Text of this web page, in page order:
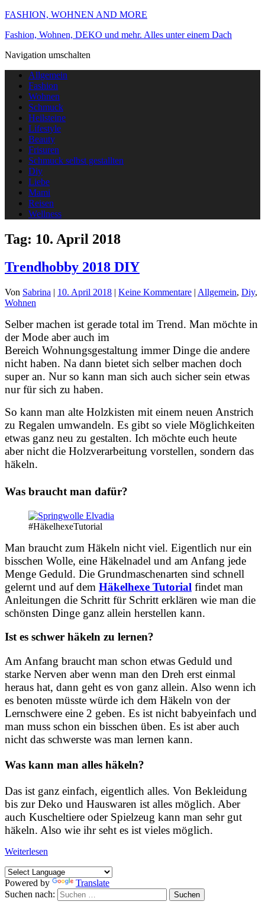
FASHION, WOHNEN AND MORE
Fashion, Wohnen, DEKO und mehr. Alles unter einem Dach
Navigation umschalten
Allgemein
Fashion
Wohnen
Schmuck
Heilsteine
Lifestyle
Beauty
Frisuren
Schmuck selbst gestallten
Diy
Liebe
Mami
Reisen
Wellness
Tag: 10. April 2018
Trendhobby 2018 DIY
Von Sabrina | 10. April 2018 | Keine Kommentare | Allgemein, Diy,
Wohnen
Selber machen ist gerade total im Trend. Man möchte in
der Mode aber auch im
Bereich Wohnungsgestaltung immer Dinge die andere
nicht haben. Na dann bietet sich selber machen doch
super an. Nur so kann man sich auch sicher sein etwas
nur für sich zu haben.
So kann man alte Holzkisten mit einem neuen Anstrich
zu Regalen umwandeln. Es gibt so viele Möglichkeiten
etwas ganz neu zu gestalten. Ich möchte euch heute
aber nicht die Holzverarbeitung vorstellen, sondern das
häkeln.
Was braucht man dafür?
#HäkelhexeTutorial
Man braucht zum Häkeln nicht viel. Eigentlich nur ein
bisschen Wolle, eine Häkelnadel und am Anfang jede
Menge Geduld. Die Grundmaschenarten sind schnell
gelernt und auf dem Häkelhexe Tutorial findet man
Anleitungen die Schritt für Schritt erklären wie man die
schönsten Dinge ganz allein herstellen kann.
Ist es schwer häkeln zu lernen?
Am Anfang braucht man schon etwas Geduld und
starke Nerven aber wenn man den Dreh erst einmal
heraus hat, dann geht es von ganz allein. Also wenn ich
es benoten müsste würde ich dem Häkeln von der
Lernschwere eine 2 geben. Es ist nicht babyeinfach und
man muss schon ein bisschen üben. Es ist aber auch
nicht das schwerste was man lernen kann.
Was kann man alles häkeln?
Das ist ganz einfach, eigentlich alles. Von Bekleidung
bis zur Deko und Hauswaren ist alles möglich. Aber
auch Kuscheltiere oder Spielzeug kann man sehr gut
häkeln. Also wie ihr seht es ist vieles möglich.
Weiterlesen
Powered by
Translate
Suchen nach: